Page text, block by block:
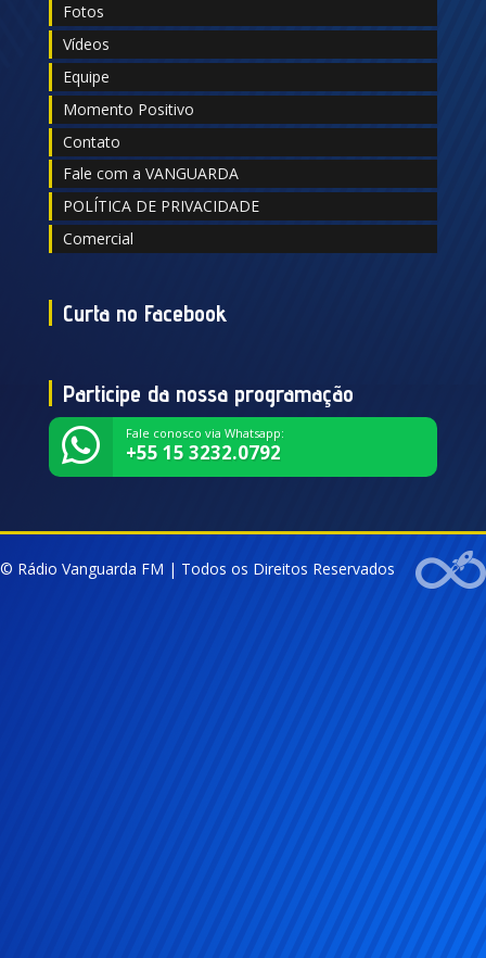
Fotos
Vídeos
Equipe
Momento Positivo
Contato
Fale com a VANGUARDA
POLÍTICA DE PRIVACIDADE
Comercial
Curta no Facebook
Participe da nossa programação
Fale conosco via Whatsapp:
+55 15 3232.0792
© Rádio Vanguarda FM | Todos os Direitos Reservados